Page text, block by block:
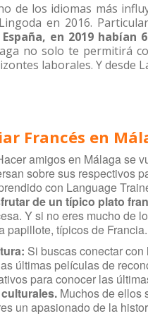
de los idiomas más
en 2016.
en 2019 habían
no solo te permitirá
laborales. Y desde
Francés en
amigos en Málaga se
sobre sus respectivos
con Language
de un típico plato
Y si no eres mucho de
papillote, típicos de Francia.
a: Si buscas conectar
últimas películas de
para conocer las
Muchos de ellos
un apasionado de la